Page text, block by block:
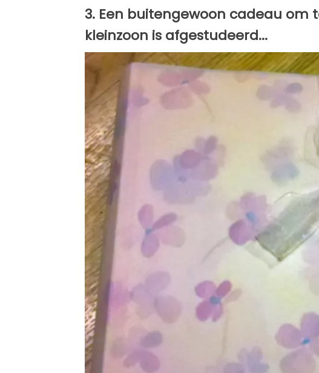
3. Een buitengewoon cadeau om
kleinzoon is afgestudeerd...